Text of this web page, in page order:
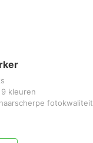
kleuren
fotokwaliteit